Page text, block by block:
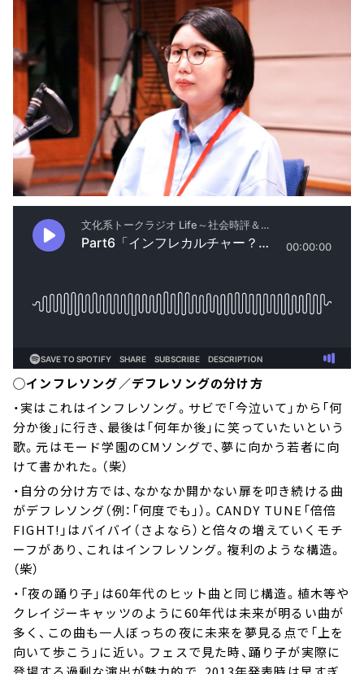
◯インフレソング／デフレソングの分け方
・実はこれはインフレソング。サビで「今泣いて」から「何
分か後」に行き、最後は「何年か後」に笑っていたいという
歌。元はモード学園のCMソングで、夢に向かう若者に向
けて書かれた。（柴）
・自分の分け方では、なかなか開かない扉を叩き続ける曲
がデフレソング（例：「何度でも」）。CANDY TUNE「倍倍
FIGHT!」はバイバイ（さよなら）と倍々の増えていくモチ
ーフがあり、これはインフレソング。複利のような構造。
（柴）
・「夜の踊り子」は60年代のヒット曲と同じ構造。植木等や
クレイジーキャッツのように60年代は未来が明るい曲が
多く、この曲も一人ぼっちの夜に未来を夢見る点で「上を
向いて歩こう」に近い。フェスで見た時、踊り子が実際に